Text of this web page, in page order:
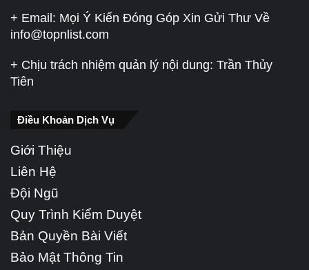
+ Email: Mọi Ý Kiến Đóng Góp Xin Gửi Thư Về
info@topnlist.com
+ Chịu trách nhiệm quản lý nội dung: Trần Thủy
Tiên
Điều Khoản Dịch Vụ
Giới Thiệu
Liên Hệ
Đội Ngũ
Quy Trình Kiểm Duyệt
Bản Quyền Bài Viết
Bảo Mật Thông Tin